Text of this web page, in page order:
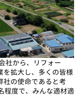
社から、リフォー
を拡大し、多くの皆様
社の使命であると考
程度で、みんな適材適